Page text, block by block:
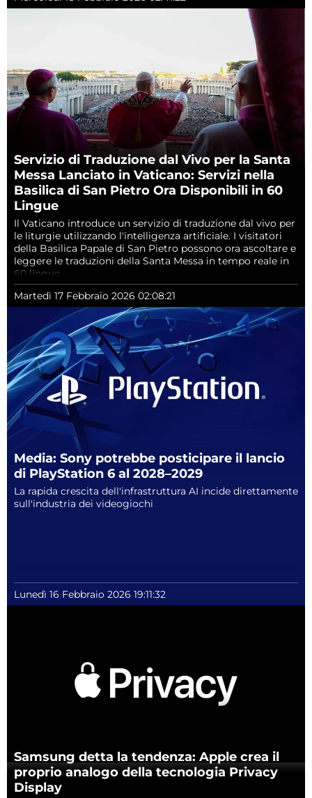
Servizio di Traduzione dal Vivo per la Santa
Messa Lanciato in Vaticano: Servizi nella
Basilica di San Pietro Ora Disponibili in 60
Lingue
Il Vaticano introduce un servizio di traduzione dal vivo per
le liturgie utilizzando l'intelligenza artificiale. I visitatori
della Basilica Papale di San Pietro possono ora ascoltare e
leggere le traduzioni della Santa Messa in tempo reale in
60 lingue.
Martedì 17 Febbraio 2026 02:08:21
Media: Sony potrebbe posticipare il lancio
di PlayStation 6 al 2028–2029
La rapida crescita dell'infrastruttura AI incide direttamente
sull'industria dei videogiochi
Lunedì 16 Febbraio 2026 19:11:32
Samsung detta la tendenza: Apple crea il
proprio analogo della tecnologia Privacy
Display